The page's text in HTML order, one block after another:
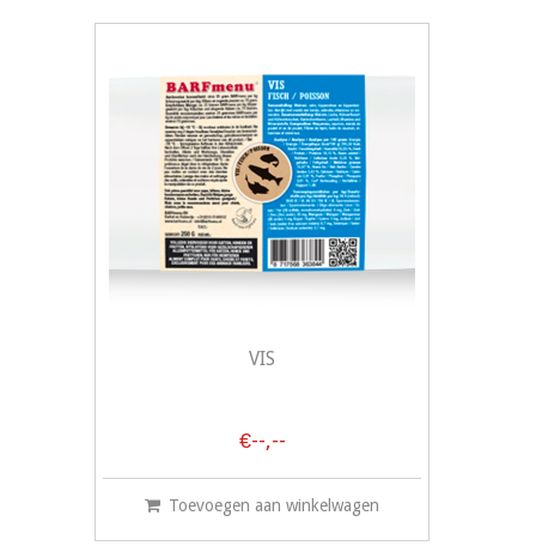
VIS
€--,--
Toevoegen aan winkelwagen